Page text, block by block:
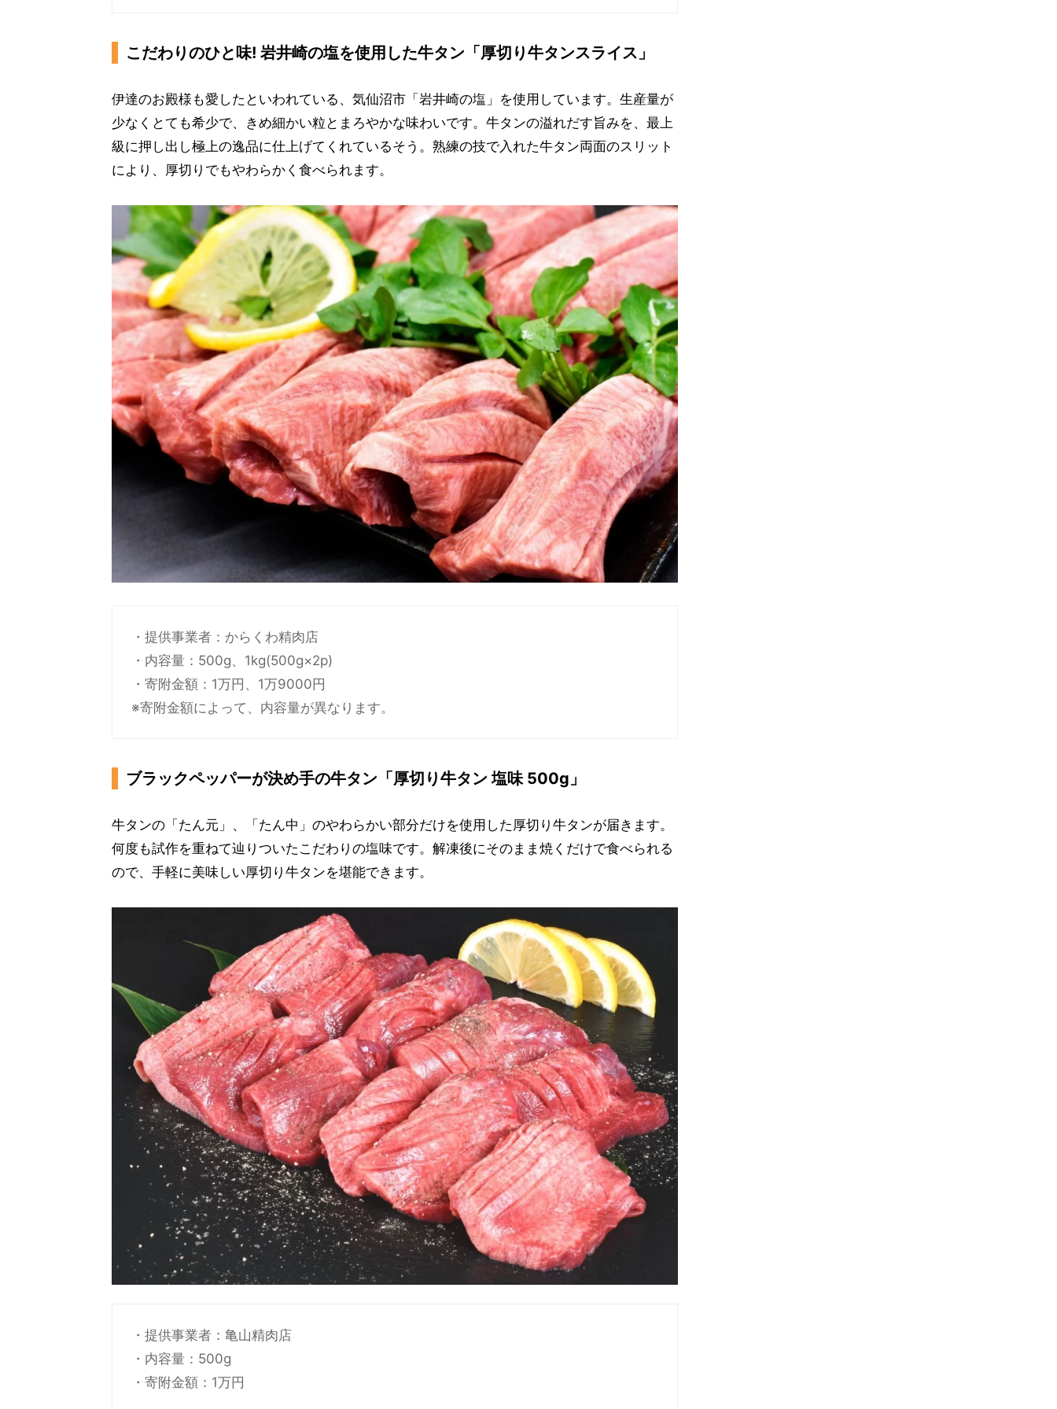
こだわりのひと味! 岩井崎の塩を使用した牛タン「厚切り牛タンスライス」
伊達のお殿様も愛したといわれている、気仙沼市「岩井崎の塩」を使用しています。生産量が
少なくとても希少で、きめ細かい粒とまろやかな味わいです。牛タンの溢れだす旨みを、最上
級に押し出し極上の逸品に仕上げてくれているそう。熟練の技で入れた牛タン両面のスリット
により、厚切りでもやわらかく食べられます。
・提供事業者：からくわ精肉店
・内容量：500g、1kg(500g×2p)
・寄附金額：1万円、1万9000円
※寄附金額によって、内容量が異なります。
ブラックペッパーが決め手の牛タン「厚切り牛タン 塩味 500g」
牛タンの「たん元」、「たん中」のやわらかい部分だけを使用した厚切り牛タンが届きます。
何度も試作を重ねて辿りついたこだわりの塩味です。解凍後にそのまま焼くだけで食べられる
ので、手軽に美味しい厚切り牛タンを堪能できます。
・提供事業者：亀山精肉店
・内容量：500g
・寄附金額：1万円